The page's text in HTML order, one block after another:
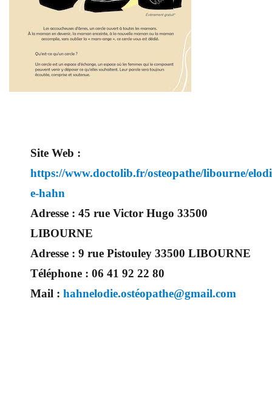
Site Web :
https://www.doctolib.fr/osteopathe/libourne/elodi
e-hahn
Adresse : 45 rue Victor Hugo 33500
LIBOURNE
Adresse : 9 rue Pistouley 33500 LIBOURNE
Téléphone : 06 41 92 22 80
Mail : hahnelodie.ostéopathe@gmail.com